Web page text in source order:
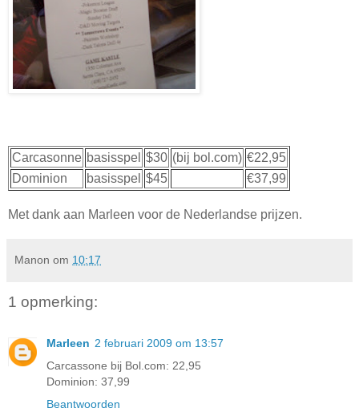
Carcasonne basisspel $30 (bij bol.com) €22,95
Dominion
basisspel $45 €37,99
Met dank aan Marleen voor de Nederlandse prijzen.
Manon om 10:17
1 opmerking:
Marleen 2 februari 2009 om 13:57
Carcassone bij Bol.com: 22,95
Dominion: 37,99
Beantwoorden